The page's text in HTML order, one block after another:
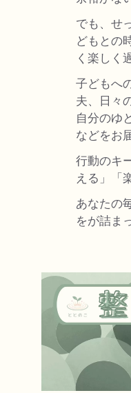
でも、せ
どもとの
く楽しく
子どもへ
夫、日々
自分のゆ
などをお
行動のキ
える」「
あなたの
をが詰ま